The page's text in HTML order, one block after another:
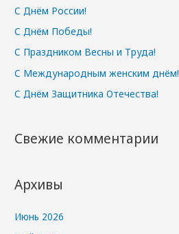
:С Днём России!
С Днём Победы!
С Праздником Весны и Труда!
С Международным женским днём!
С Днём Защитника Отечества!
Свежие комментарии
Архивы
Июнь 2026